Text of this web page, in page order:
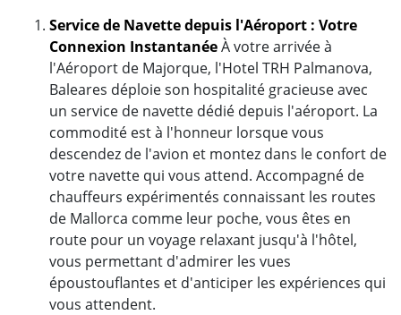
Service de Navette depuis l'Aéroport : Votre
Connexion InstantanéeÀ votre arrivée à
l'Aéroport de Majorque, l'Hotel TRH Palmanova,
Baleares déploie son hospitalité gracieuse avec
un service de navette dédié depuis l'aéroport. La
commodité est à l'honneur lorsque vous
descendez de l'avion et montez dans le confort de
votre navette qui vous attend. Accompagné de
chauffeurs expérimentés connaissant les routes
de Mallorca comme leur poche, vous êtes en
route pour un voyage relaxant jusqu'à l'hôtel,
vous permettant d'admirer les vues
époustouflantes et d'anticiper les expériences qui
vous attendent.